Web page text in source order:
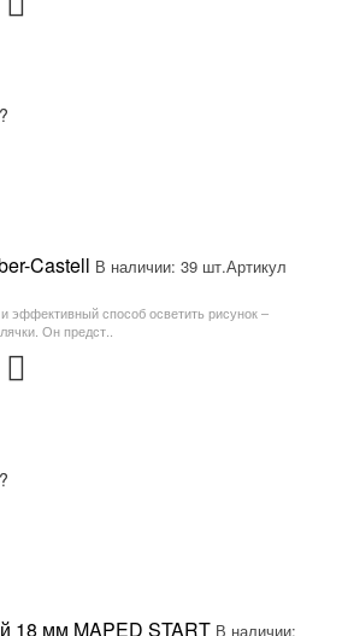
Castell В наличии: 39 шт.Артикул
способ осветить рисунок –
Он предст..
18 мм MAPED START В наличии: